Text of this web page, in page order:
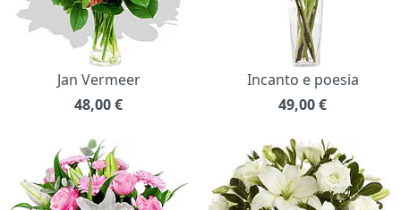
Jan Vermeer
48,00€
Incanto e poesia
49,00€